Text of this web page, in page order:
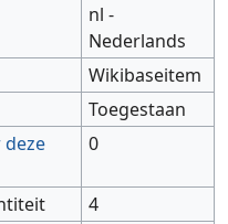
nl -
Nederlands
Wikibaseitem
Toegestaan
0
4